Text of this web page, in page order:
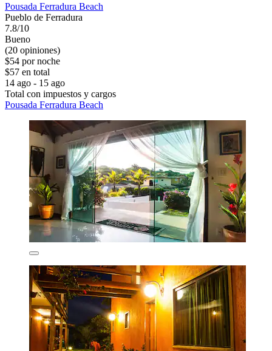
Pousada Ferradura Beach
Pueblo de Ferradura
7.8/10
Bueno
(20 opiniones)
$54 por noche
$57 en total
14 ago - 15 ago
Total con impuestos y cargos
Pousada Ferradura Beach